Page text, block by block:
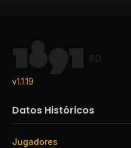
BD
v1.1.19
Datos Históricos
Jugadores